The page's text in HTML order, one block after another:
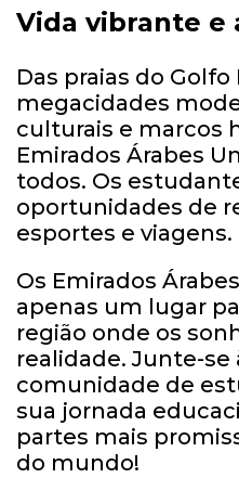
Vida vibrante e
Das praias do Golfo
megacidades
culturais e marcos
Emirados Árabes
todos. Os
oportunidades de
esportes e viagens.
Os Emirados
apenas um lugar
região onde os
realidade. Junte-se
comunidade de
sua jornada
partes mais
do mundo!